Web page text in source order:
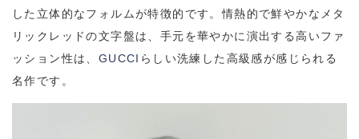
した立体的なフォルムが特徴的です。情熱的で鮮やかなメタ
リックレッドの文字盤は、手元を華やかに演出する高いファ
ッション性は、 GUCCI らしい洗練した高級感が感じられる
名作です。